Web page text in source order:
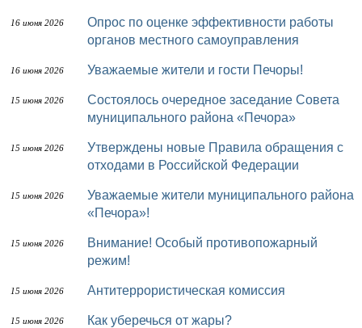
16 июня 2026
Опрос по оценке эффективности работы
органов местного самоуправления
16 июня 2026 Уважаемые жители и гости Печоры!
15 июня 2026
Состоялось очередное заседание Совета
муниципального района «Печора»
15 июня 2026
Утверждены новые Правила обращения с
отходами в Российской Федерации
15 июня 2026
Уважаемые жители муниципального района
«Печора»!
15 июня 2026
Внимание! Особый противопожарный
режим!
15 июня 2026 Антитеррористическая комиссия
15 июня 2026 Как уберечься от жары?